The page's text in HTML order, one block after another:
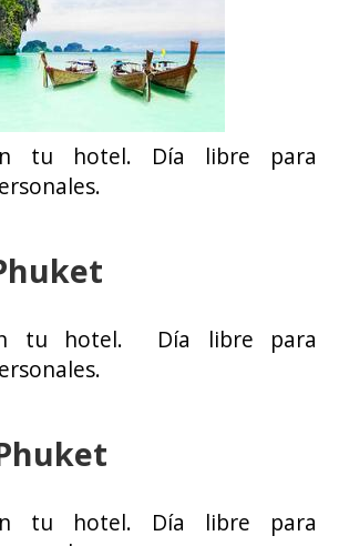
tu hotel. Día libre para
tu hotel. Día libre para
tu hotel. Día libre para